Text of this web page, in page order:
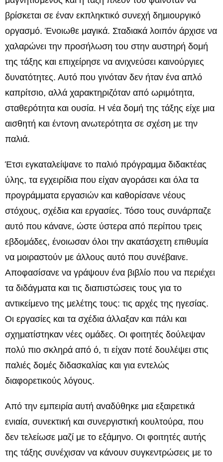
βρίσκεται σε έναν εκπληκτικό συνεχή δημιουργικό
οργασμό. Ένοιωθε μαγικά. Σταδιακά λοιπόν άρχισε να
χαλαρώνει την προσήλωση του στην αυστηρή δομή
της τάξης και επιχείρησε να ανιχνεύσει καινούργιες
δυνατότητες. Αυτό που γινόταν δεν ήταν ένα απλό
καπρίτσιο, αλλά χαρακτηριζόταν από ωριμότητα,
σταθερότητα και ουσία. Η νέα δομή της τάξης είχε μια
αισθητή και έντονη ανωτερότητα σε σχέση με την
παλιά.
Έτσι εγκαταλείψανε το παλιό πρόγραμμα διδακτέας
ύλης, τα εγχειρίδια που είχαν αγοράσει και όλα τα
προγράμματα εργασιών και καθορίσανε νέους
στόχους, σχέδια και εργασίες. Τόσο τους συνάρπαζε
αυτό που κάνανε, ώστε ύστερα από περίπου τρεις
εβδομάδες, ένοιωσαν όλοι την ακατάσχετη επιθυμία
να μοιραστούν με άλλους αυτό που συνέβαινε.
Αποφασίσανε να γράψουν ένα βιβλίο που να περιέχει
τα διδάγματα και τις διαπιστώσεις τους για το
αντικείμενο της μελέτης τους: τις αρχές της ηγεσίας.
Οι εργασίες και τα σχέδια άλλαξαν και πάλι και
σχηματίστηκαν νέες ομάδες. Οι φοιτητές δούλεψαν
πολύ πιο σκληρά από ό, τι είχαν ποτέ δουλέψει στις
παλιές δομές διδασκαλίας και για εντελώς
διαφορετικούς λόγους.
Από την εμπειρία αυτή αναδύθηκε μια εξαιρετικά
ενιαία, συνεκτική και συνεργιστική κουλτούρα, που
δεν τελείωσε μαζί με το εξάμηνο. Οι φοιτητές αυτής
της τάξης συνέχισαν να κάνουν συγκεντρώσεις με το